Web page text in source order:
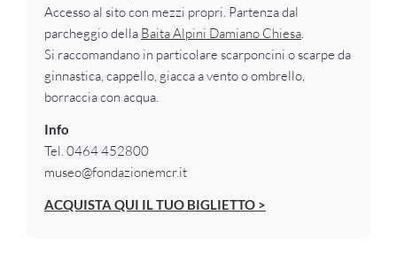
Accesso al sito con mezzi propri. Partenza dal
parcheggio della Baita Alpini Damiano Chiesa.
Si raccomandano in particolare scarponcini o scarpe da
ginnastica, cappello, giacca a vento o ombrello,
borraccia con acqua.
Info
Tel. 0464 452800
museo@fondazionemcr.it
ACQUISTA QUI IL TUO BIGLIETTO >